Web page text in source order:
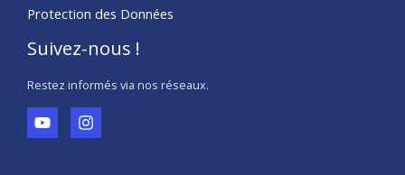
Protection des Données
Suivez-nous !
Restez informés via nos réseaux.